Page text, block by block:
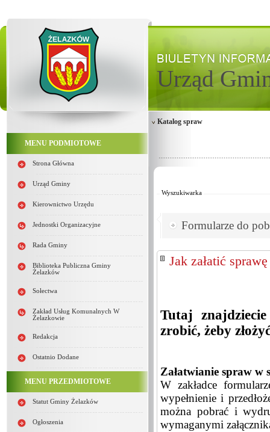
Urząd
MENU PODMIOTOWE
Strona Główna
Urząd Gminy
Kierownictwo Urzędu
Jednostki Organizacyjne
Rada Gminy
Biblioteka Publiczna Gminy
Żelazków
Sołectwa
Zakład Usług Komunalnych W
Żelazkowie
Redakcja
Ostatnio Dodane
MENU PRZEDMIOTOWE
Statut Gminy Żelazków
Ogłoszenia
Katalog spraw
Wyszukiwarka
Formularze do
Jak załatić
Tutaj
zrobić, żeby
Załatwianie spraw w
W zakładce
wypełnienie i
można pobrać i
wymaganymi